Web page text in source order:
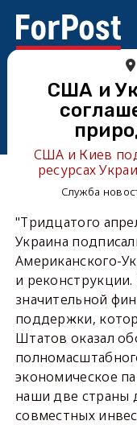
США и
США и Киев
ресурсах
Служба
"Тридцатого
Украина
Американского-
и
значительной
поддержки,
Штатов оказал
экономическое
наши две страны
совместных